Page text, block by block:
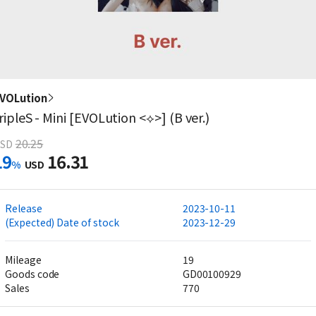
- Mini [EVOLution <⟡>] (B ver.)
20.25
% USD 16.31
Release
2023-10-11
(Expected) Date of stock
2023-12-29
Mileage
19
Goods code
GD00100929
Sales
770